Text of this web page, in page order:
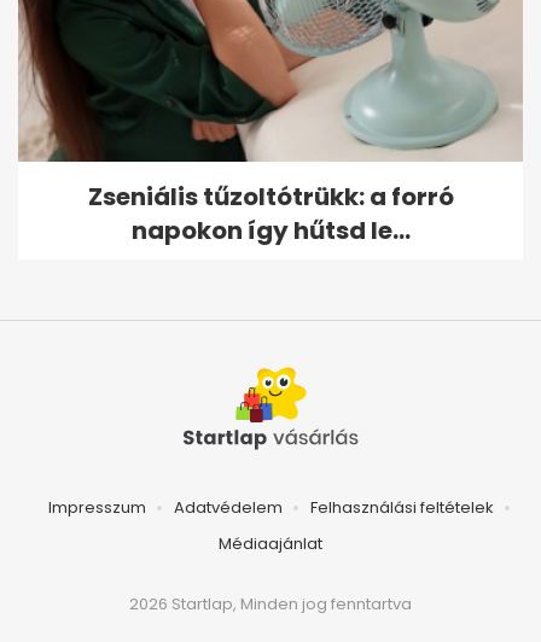
Zseniális tűzoltótrükk: a forró
napokon így hűtsd le...
Impresszum Adatvédelem
Felhasználási feltételek
Médiaajánlat
2026 Startlap, Minden jog fenntartva